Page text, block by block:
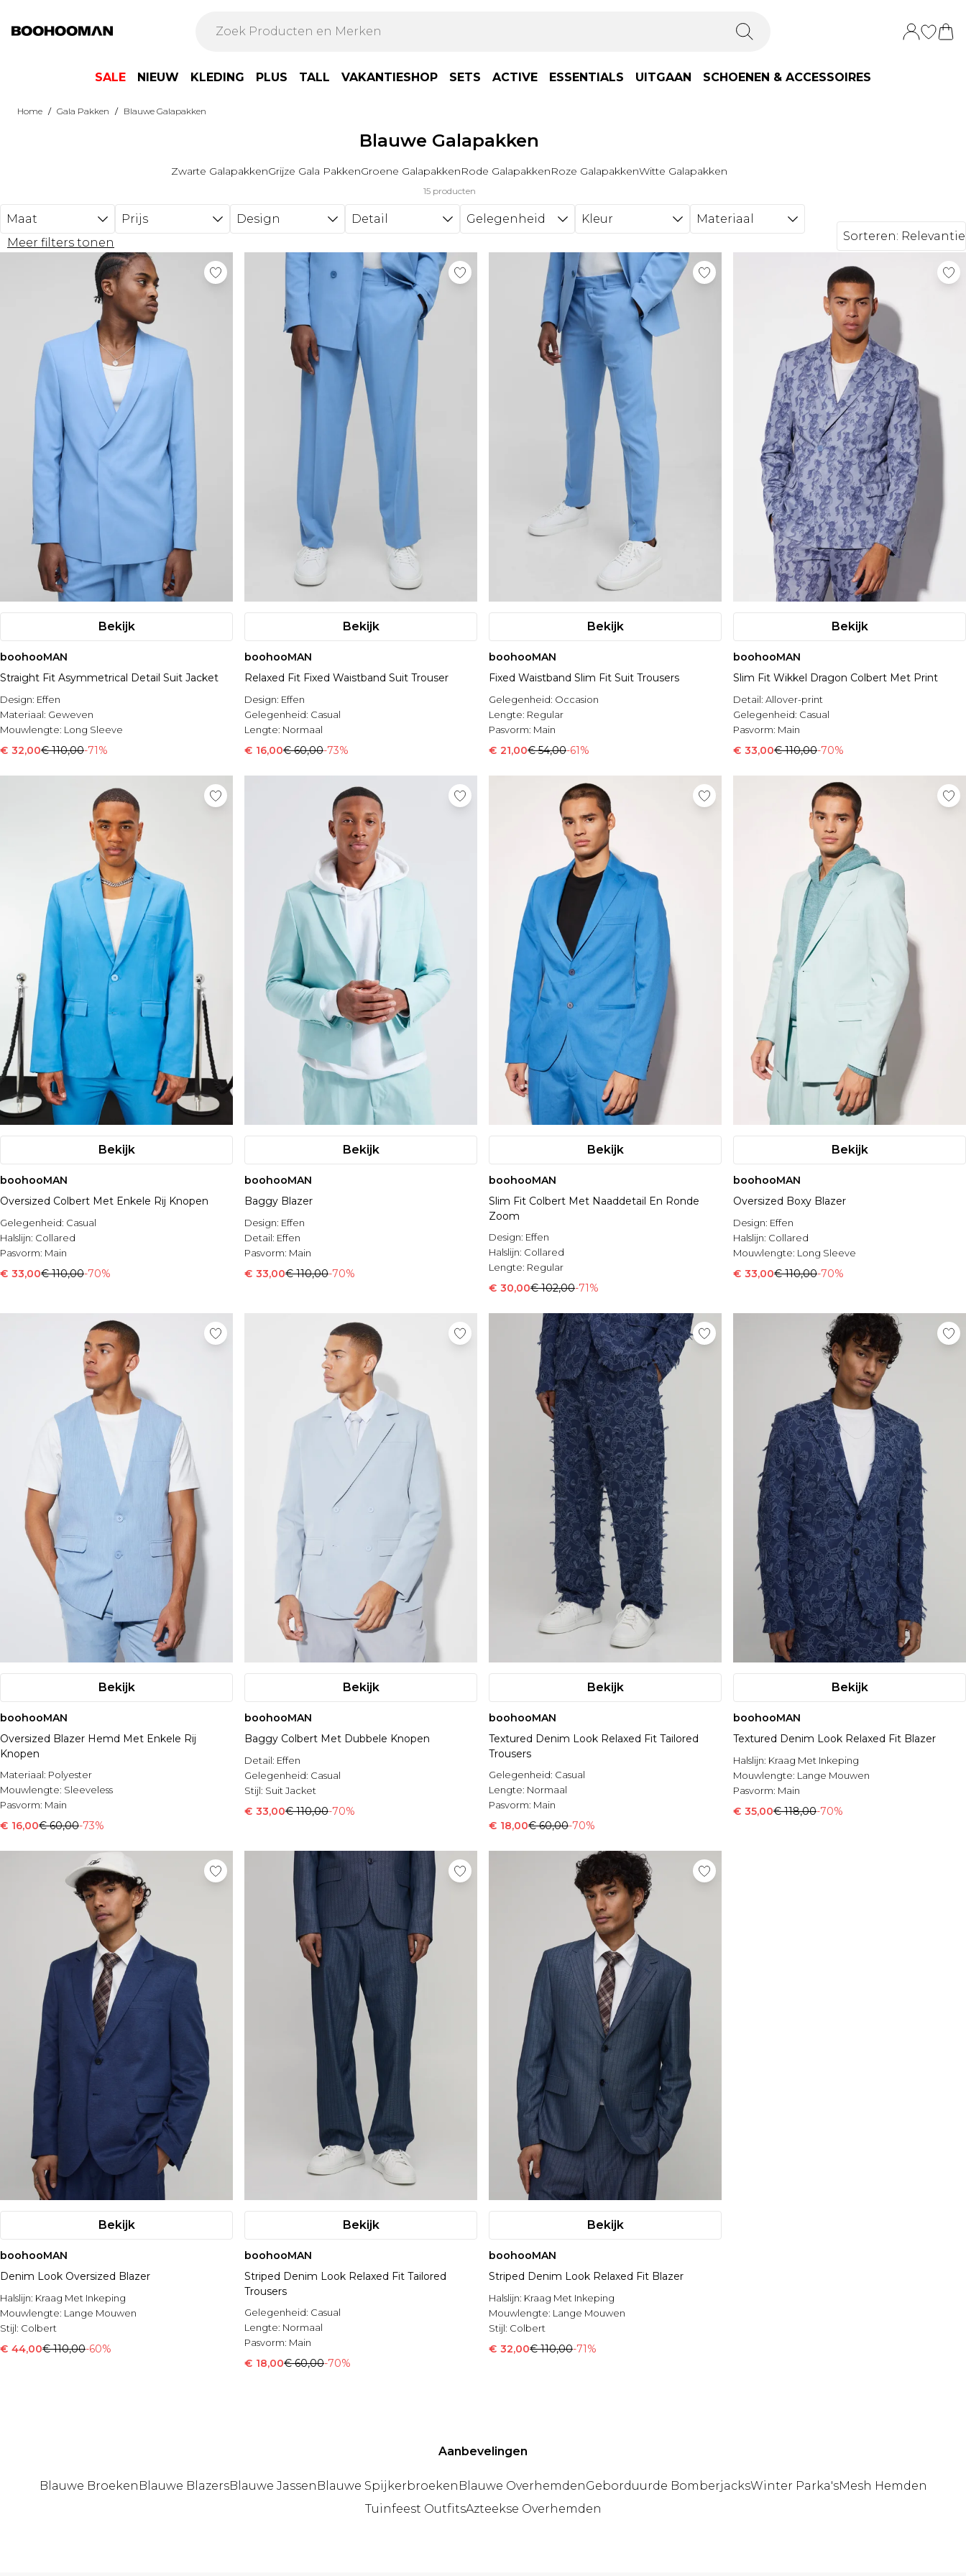
SALE NIEUW KLEDING PLUS TALL VAKANTIESHOP SETS ACTIVE ESSENTIALS UITGAAN SCHOENEN & ACCESSOIRES
Home / Gala Pakken / Blauwe Galapakken
Blauwe Galapakken
Zwarte GalapakkenGrijze Gala PakkenGroene GalapakkenRode GalapakkenRoze GalapakkenWitte Galapakken
15 producten
Maat Prijs Design Detail Gelegenheid Kleur
Materiaal
Meer filters tonen
Sorteren: Relevantie
Bekijk
boohooMAN
Straight Fit Asymmetrical Detail Suit Jacket
Design: Effen
Materiaal: Geweven
Mouwlengte: Long Sleeve
€ 32,00€ 110,00-71%
Bekijk
boohooMAN
Relaxed Fit Fixed Waistband Suit Trouser
Design: Effen
Gelegenheid: Casual
Lengte: Normaal
€ 16,00€ 60,00-73%
Bekijk
boohooMAN
Fixed Waistband Slim Fit Suit Trousers
Gelegenheid: Occasion
Lengte: Regular
Pasvorm: Main
€ 21,00€ 54,00-61%
Bekijk
boohooMAN
Slim Fit Wikkel Dragon Colbert Met Print
Detail: Allover-print
Gelegenheid: Casual
Pasvorm: Main
€ 33,00€ 110,00-70%
Bekijk
boohooMAN
Oversized Colbert Met Enkele Rij Knopen
Gelegenheid: Casual
Halslijn: Collared
Pasvorm: Main
€ 33,00€ 110,00-70%
Bekijk
boohooMAN
Baggy Blazer
Design: Effen
Detail: Effen
Pasvorm: Main
€ 33,00€ 110,00-70%
Bekijk
boohooMAN
Slim Fit Colbert Met Naaddetail En Ronde
Zoom
Design: Effen
Halslijn: Collared
Lengte: Regular
€ 30,00€ 102,00-71%
Bekijk
boohooMAN
Oversized Boxy Blazer
Design: Effen
Halslijn: Collared
Mouwlengte: Long Sleeve
€ 33,00€ 110,00-70%
Bekijk
boohooMAN
Oversized Blazer Hemd Met Enkele Rij
Knopen
Materiaal: Polyester
Mouwlengte: Sleeveless
Pasvorm: Main
€ 16,00€ 60,00-73%
Bekijk
boohooMAN
Baggy Colbert Met Dubbele Knopen
Detail: Effen
Gelegenheid: Casual
Stijl: Suit Jacket
€ 33,00€ 110,00-70%
Bekijk
boohooMAN
Textured Denim Look Relaxed Fit Tailored
Trousers
Gelegenheid: Casual
Lengte: Normaal
Pasvorm: Main
€ 18,00€ 60,00-70%
Bekijk
boohooMAN
Textured Denim Look Relaxed Fit Blazer
Halslijn: Kraag Met Inkeping
Mouwlengte: Lange Mouwen
Pasvorm: Main
€ 35,00€ 118,00-70%
Bekijk
boohooMAN
Denim Look Oversized Blazer
Halslijn: Kraag Met Inkeping
Mouwlengte: Lange Mouwen
Stijl: Colbert
€ 44,00€ 110,00-60%
Bekijk
boohooMAN
Striped Denim Look Relaxed Fit Tailored
Trousers
Gelegenheid: Casual
Lengte: Normaal
Pasvorm: Main
€ 18,00€ 60,00-70%
Bekijk
boohooMAN
Striped Denim Look Relaxed Fit Blazer
Halslijn: Kraag Met Inkeping
Mouwlengte: Lange Mouwen
Stijl: Colbert
€ 32,00€ 110,00-71%
Aanbevelingen
Blauwe Broeken Blauwe BlazersBlauwe Jassen Blauwe Spijkerbroeken Blauwe OverhemdenGeborduurde BomberjacksWinter Parka'sMesh Hemden
Tuinfeest OutfitsAzteekse Overhemden